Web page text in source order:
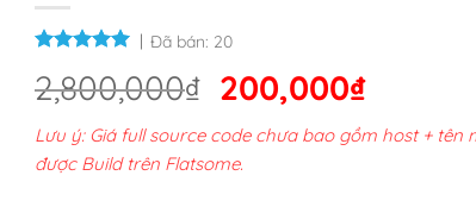
Đã bán: 20
2,800,000₫ Giá
gốc
là:
200,000₫Giá
hiện
tại
Lưu ý: Giá full source code chưa bao gồm host + tên
được Build trên Flatsome.